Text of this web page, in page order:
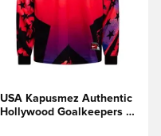
USA Kapusmez Authentic
Hollywood Goalkeepers -